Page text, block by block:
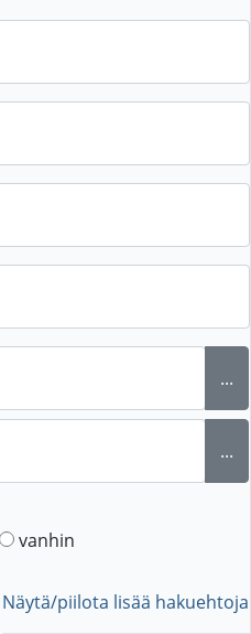
...
...
vanhin
Näytä/piilota lisää hakuehtoja